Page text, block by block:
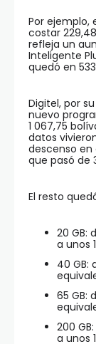
Por ejemplo,
costar
refleja un
Inteligente
quedó en
Digitel, por
nuevo
1 067,75
datos
descenso en
que pasó de
El resto
20 GB:
a unos
40 GB:
65 GB:
200
a unos